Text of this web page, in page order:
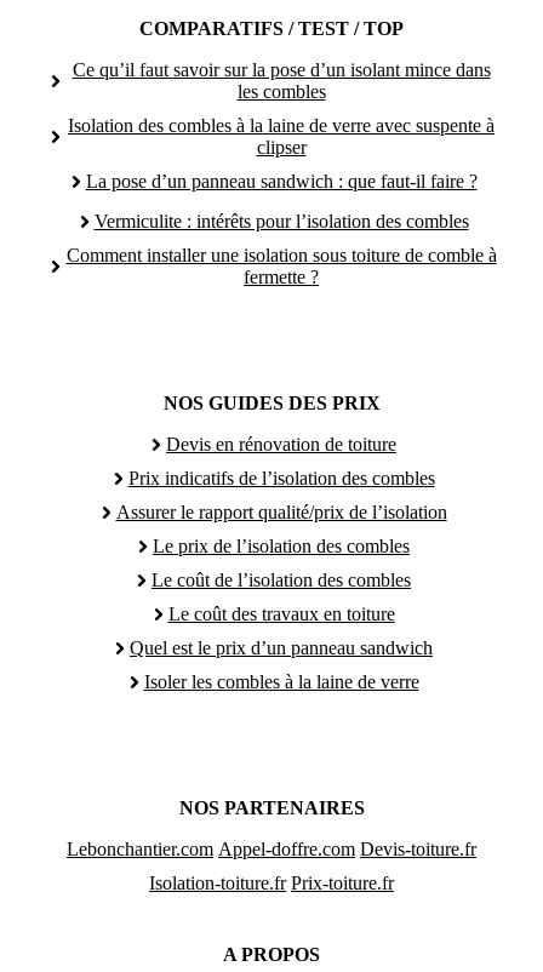
COMPARATIFS / TEST / TOP
Ce qu’il faut savoir sur la pose d’un isolant mince dans
les combles
Isolation des combles à la laine de verre avec suspente à
clipser
La pose d’un panneau sandwich : que faut-il faire ?
Vermiculite : intérêts pour l’isolation des combles
Comment installer une isolation sous toiture de comble à
fermette ?
NOS GUIDES DES PRIX
Devis en rénovation de toiture
Prix indicatifs de l’isolation des combles
Assurer le rapport qualité/prix de l’isolation
Le prix de l’isolation des combles
Le coût de l’isolation des combles
Le coût des travaux en toiture
Quel est le prix d’un panneau sandwich
Isoler les combles à la laine de verre
NOS PARTENAIRES
Lebonchantier.com Appel-doffre.com Devis-toiture.fr
Isolation-toiture.fr Prix-toiture.fr
A PROPOS